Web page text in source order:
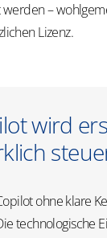
–
Lizenz.
wird
ohne klare
technologische